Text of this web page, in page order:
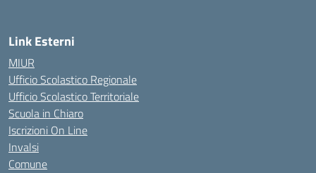
Link Esterni
MIUR
Ufficio Scolastico Regionale
Ufficio Scolastico Territoriale
Scuola in Chiaro
Iscrizioni On Line
Invalsi
Comune